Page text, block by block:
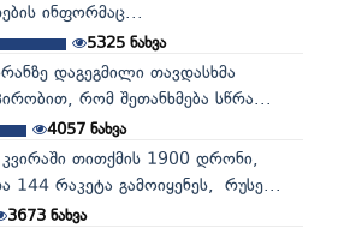
ინფორმაც...
5325ნახვა
დაგეგმილი თავდასხმა
რომ შეთანხმება სწრა...
4057ნახვა
თითქმის 1900 დრონი,
144 რაკეტა გამოიყენეს, რუსე...
3673ნახვა